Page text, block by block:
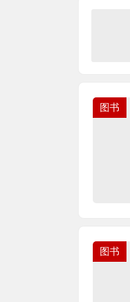
图书
图书